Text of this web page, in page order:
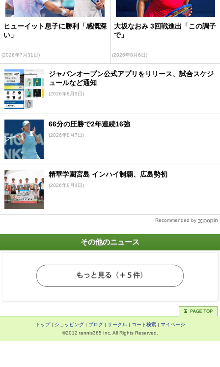
ヒューイット息子に勝利「感慨深
い」
(2026年7月31日)
大坂なおみ 3回戦進出「この調子
で」
(2026年8月6日)
ジャパンオープン公式アプリをリリース、試合スケジ
ュールなど通知
(2026年8月5日)
66分の圧勝で2年連続16強
(2026年8月7日)
精華学園宮島 インハイ制覇、広島勢初
(2026年8月4日)
Recommended by
その他のニュース
トップ| ショッピング| ブログ| サークル| コート検索| マイページ
©2012 tennis365 Inc. All Rights Reserved.